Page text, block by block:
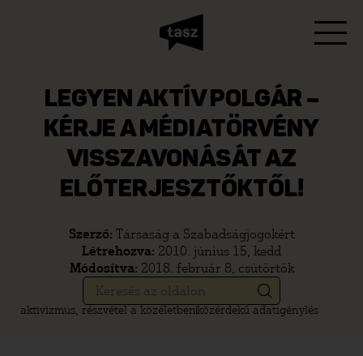
LEGYEN AKTÍV POLGÁR –
KÉRJE A MÉDIATÖRVÉNY
VISSZAVONÁSÁT AZ
ELŐTERJESZTŐKTŐL!
Szerző: Társaság a Szabadságjogokért
Létrehozva: 2010. június 15, kedd
Módosítva: 2018. február 8, csütörtök
aktivizmus, részvétel a közéletbenközérdekű adatigénylés